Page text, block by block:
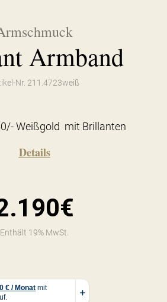
Armband
Nr. 211.4723weiß
Weißgold mit Brillanten
Details
Enthält 19% MwSt.